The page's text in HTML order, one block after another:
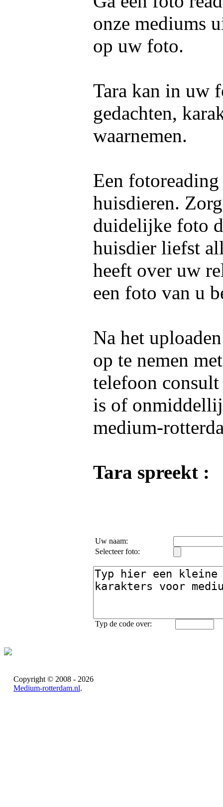
onze mediums
op uw foto.
Tara kan in uw
gedachten,
waarnemen.
Een
huisdieren.
duidelijke foto
huisdier liefst
heeft over uw
een foto van u
Na het
op te nemen
telefoon
is of
medium-
Tara spreekt :
Uw naam:
Selecteer foto:
Typ de code over:
Copyright © 2008 - 2026
Medium-rotterdam.nl.